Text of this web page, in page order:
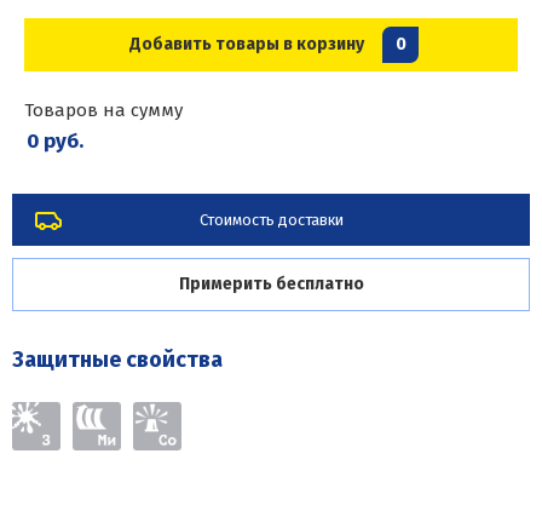
Добавить товары в корзину 0
Товаров на сумму
0 руб.
Стоимость доставки
Примерить бесплатно
Защитные свойства